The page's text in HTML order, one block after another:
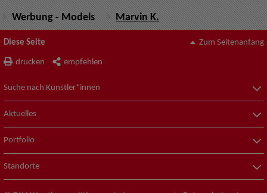
Werbung - Models Marvin K.
Diese Seite
drucken empfehlen
Zum Seitenanfang
Suche nach Künstler*innen
Aktuelles
Portfolio
Standorte